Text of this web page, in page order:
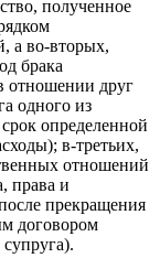
полученное
а во-вторых,
брака
отношении друг
одного из
определенной
в-третьих,
отношений
права и
прекращения
договором